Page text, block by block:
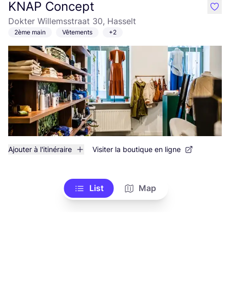
KNAP Concept
Dokter Willemsstraat 30, Hasselt
2ème main Vêtements +2
Ajouter à l'itinéraire Visiter la boutique en ligne
like
List Map